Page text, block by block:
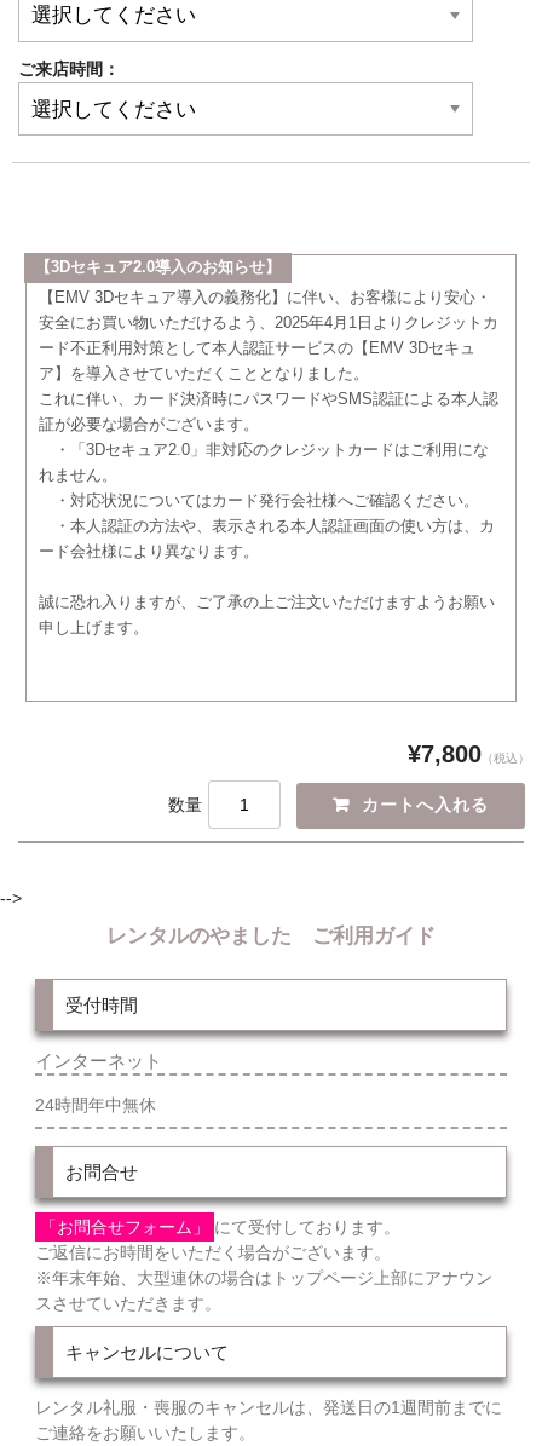
ご来店時間：
【3Dセキュア2.0導入のお知らせ】
【EMV 3Dセキュア導入の義務化】に伴い、お客様により安心・
安全にお買い物いただけるよう、2025年4月1日よりクレジットカ
ード不正利用対策として本人認証サービスの【EMV 3Dセキュ
ア】を導入させていただくこととなりました。
これに伴い、カード決済時にパスワードやSMS認証による本人認
証が必要な場合がございます。
・「3Dセキュア2.0」非対応のクレジットカードはご利用にな
れません。
・対応状況についてはカード発行会社様へご確認ください。
・本人認証の方法や、表示される本人認証画面の使い方は、カ
ード会社様により異なります。
誠に恐れ入りますが、ご了承の上ご注文いただけますようお願い
申し上げます。
¥7,800 （税込）
数量
-->
レンタルのやました ご利用ガイド
受付時間
インターネット
24時間年中無休
お問合せ
「お問合せフォーム」
にて受付しております。
ご返信にお時間をいただく場合がございます。
※年末年始、大型連休の場合はトップページ上部にアナウン
スさせていただきます。
キャンセルについて
レンタル礼服・喪服のキャンセルは、発送日の1週間前までに
ご連絡をお願いいたします。